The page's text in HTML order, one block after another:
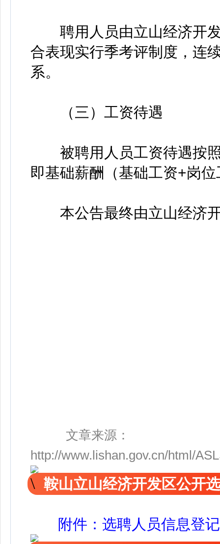
聘用人员由立山经济开发
合表现实行季考评制度，连
系。
（三）工资待遇
被聘用人员工资待遇按照
即基础薪酬（基础工资+岗
本公告最终由立山经济开
文章来源：
http://www.lishan.gov.cn/html/
鞍山立山经济开发区公开
附件：选聘人员信息登